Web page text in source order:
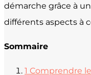
démarche grâce à
différents aspects à
Sommaire
1 Comprendre